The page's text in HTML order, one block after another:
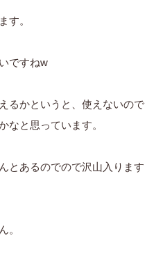
す。
ですねw
るかというと、使えないので
なと思っています。
とあるのでので沢山入ります
。